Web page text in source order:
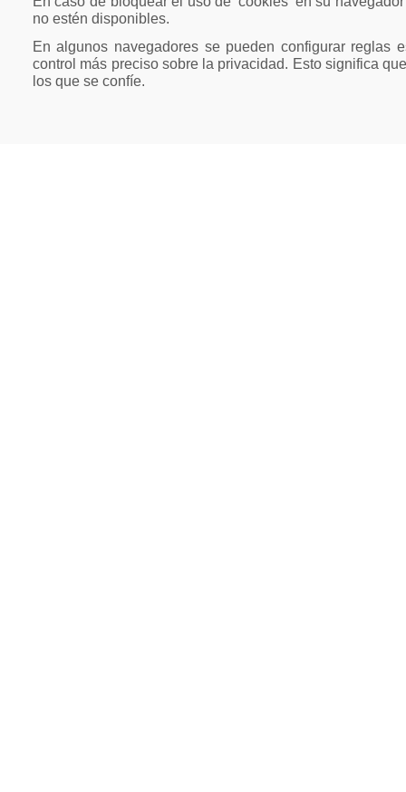
no estén disponibles.
En algunos navegadores se pueden configurar reglas
control más preciso sobre la privacidad. Esto significa
los que se confíe.